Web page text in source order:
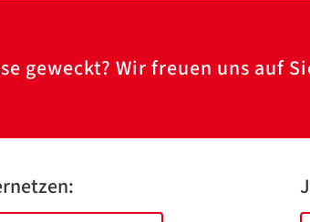
geweckt? Wir freuen uns auf